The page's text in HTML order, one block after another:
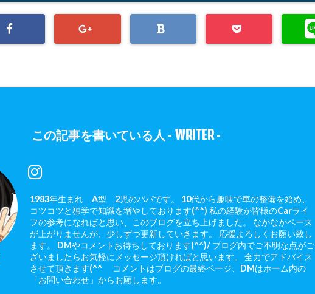
この記事を書いている人 - WRITER-
1983年生まれ A型 2児のパパです。 10代から趣味で車の整備を始め、
コツコツと独学で知識を増やしております(^^) 私の経験が皆様のCarライ
フの参考になればと思い、このブログを立ち上げました。 なかなかペース
が上がりませんが、少しずつ更新していきます。 応援よろしくお願い致し
ます。 DMやコメントお待ちしております(^^)/ ブログ内でご不明な点がご
ざいましたらお気軽にメッセージ頂ければと思います。 全力でアドバイス
させて頂きます(^^ゞ コメントはブログの最終ページ、DMはホーム内の
「お問い合わせ」からお願します。